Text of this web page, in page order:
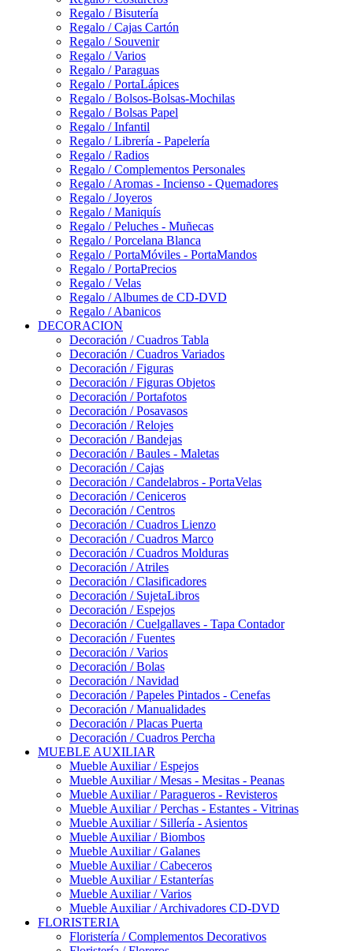
Regalo / Bisutería
Regalo / Cajas Cartón
Regalo / Souvenir
Regalo / Varios
Regalo / Paraguas
Regalo / PortaLápices
Regalo / Bolsos-Bolsas-Mochilas
Regalo / Bolsas Papel
Regalo / Infantil
Regalo / Librería - Papelería
Regalo / Radios
Regalo / Complementos Personales
Regalo / Aromas - Incienso - Quemadores
Regalo / Joyeros
Regalo / Maniquís
Regalo / Peluches - Muñecas
Regalo / Porcelana Blanca
Regalo / PortaMóviles - PortaMandos
Regalo / PortaPrecios
Regalo / Velas
Regalo / Albumes de CD-DVD
Regalo / Abanicos
DECORACION
Decoración / Cuadros Tabla
Decoración / Cuadros Variados
Decoración / Figuras
Decoración / Figuras Objetos
Decoración / Portafotos
Decoración / Posavasos
Decoración / Relojes
Decoración / Bandejas
Decoración / Baules - Maletas
Decoración / Cajas
Decoración / Candelabros - PortaVelas
Decoración / Ceniceros
Decoración / Centros
Decoración / Cuadros Lienzo
Decoración / Cuadros Marco
Decoración / Cuadros Molduras
Decoración / Atriles
Decoración / Clasificadores
Decoración / SujetaLibros
Decoración / Espejos
Decoración / Cuelgallaves - Tapa Contador
Decoración / Fuentes
Decoración / Varios
Decoración / Bolas
Decoración / Navidad
Decoración / Papeles Pintados - Cenefas
Decoración / Manualidades
Decoración / Placas Puerta
Decoración / Cuadros Percha
MUEBLE AUXILIAR
Mueble Auxiliar / Espejos
Mueble Auxiliar / Mesas - Mesitas - Peanas
Mueble Auxiliar / Paragueros - Revisteros
Mueble Auxiliar / Perchas - Estantes - Vitrinas
Mueble Auxiliar / Sillería - Asientos
Mueble Auxiliar / Biombos
Mueble Auxiliar / Galanes
Mueble Auxiliar / Cabeceros
Mueble Auxiliar / Estanterías
Mueble Auxiliar / Varios
Mueble Auxiliar / Archivadores CD-DVD
FLORISTERIA
Floristería / Complementos Decorativos